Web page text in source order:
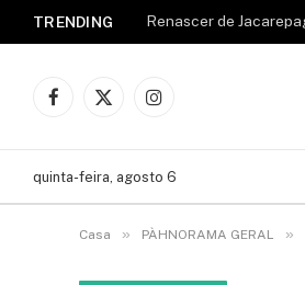
TRENDING
Facebook
X
Instagram
quinta-feira, agosto 6
Casa » PÀHNORAMA GERAL »